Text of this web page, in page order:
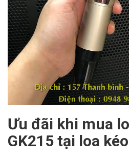
Ưu đãi khi mua
GK215 tại loa